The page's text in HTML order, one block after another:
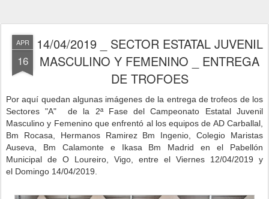
APR
16
14/04/2019 _ SECTOR ESTATAL JUVENIL
MASCULINO Y FEMENINO _ ENTREGA
DE TROFOES
Por aquí quedan algunas imágenes de la entrega de trofeos de los
Sectores "A" de la 2ª Fase del Campeonato Estatal Juvenil
Masculino y Femenino que enfrentó al los equipos de AD Carballal,
Bm Rocasa, Hermanos Ramirez Bm Ingenio, Colegio Maristas
Auseva, Bm Calamonte e Ikasa Bm Madrid en el Pabellón
Municipal de O Loureiro, Vigo, entre el Viernes 12/04/2019 y
el Domingo 14/04/2019.